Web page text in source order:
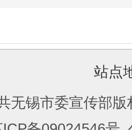
站点
无锡市委宣传部